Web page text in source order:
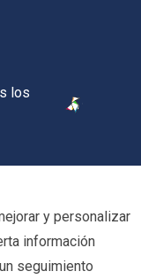
los
y personalizar
información
seguimiento